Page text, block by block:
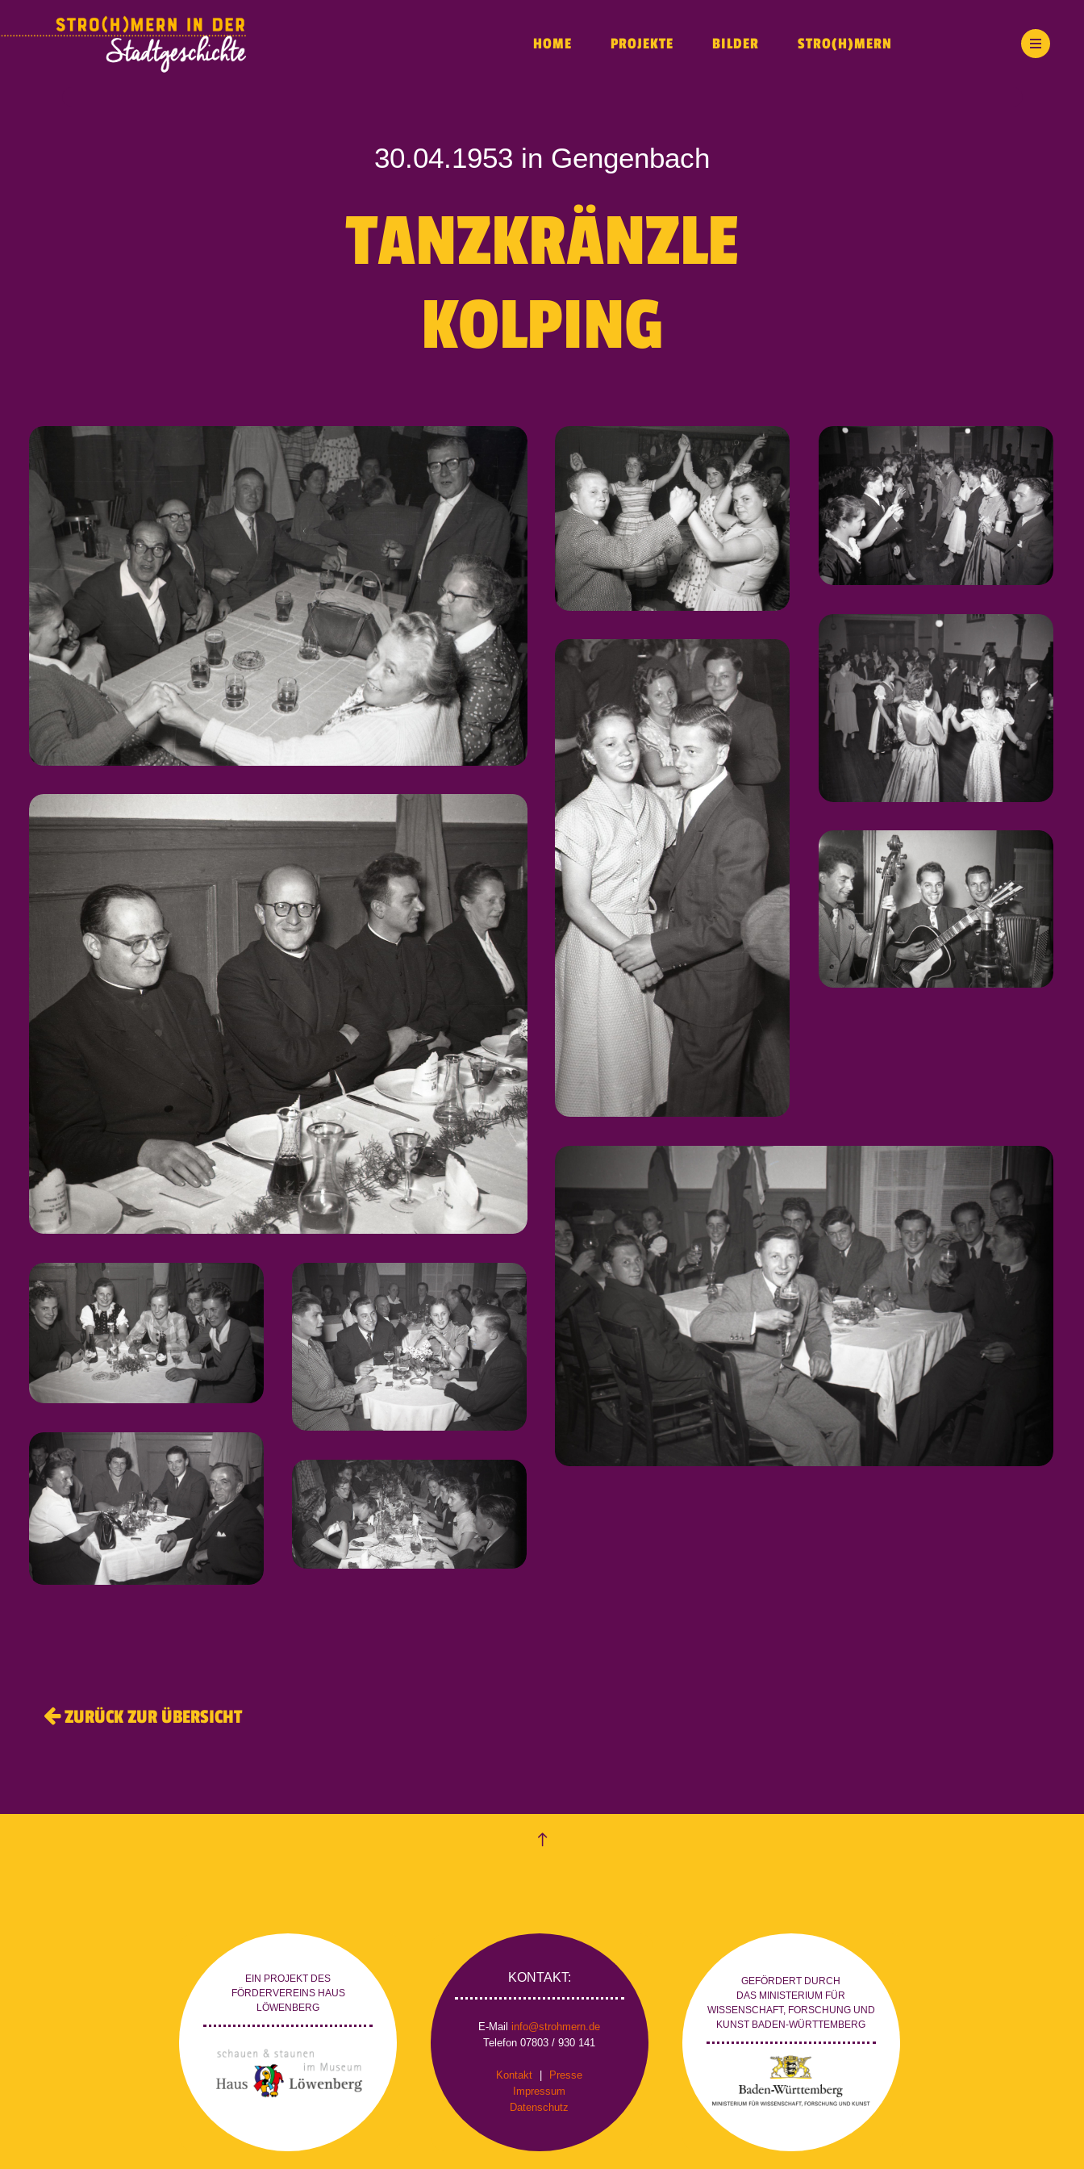
HOME PROJEKTE BILDER STRO(H)MERN
30.04.1953 in Gengenbach
TANZKRÄNZLE
KOLPING
ZURÜCK ZUR ÜBERSICHT
EIN PROJEKT DES
FÖRDERVEREINS HAUS
LÖWENBERG
KONTAKT:
E-Mail info@strohmern.de
Telefon 07803 / 930 141
Kontakt |
Presse
Impressum
Datenschutz
GEFÖRDERT DURCH
DAS MINISTERIUM FÜR
WISSENSCHAFT, FORSCHUNG UND
KUNST BADEN-WÜRTTEMBERG